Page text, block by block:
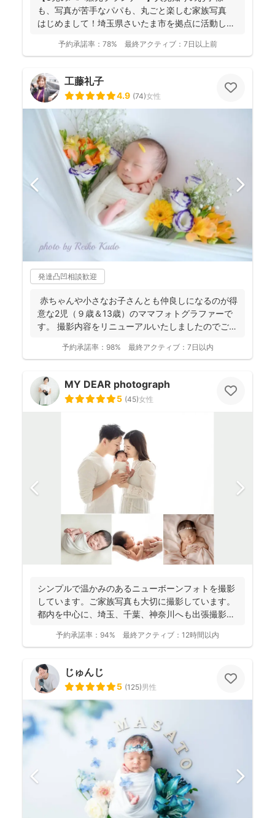
も、写真が苦手なパパも、丸ごと楽しむ家族写真
はじめまして！埼玉県さいたま市を拠点に活動して
予約承諾率： 78% 最終アクティブ： 7日以上前
工藤礼子
4.9 (74)女性
発達凸凹相談歓迎
赤ちゃんや小さなお子さんとも仲良しになるのが得
意な2児（９歳＆13歳）のママフォトグラファーで
す。 撮影内容をリニューアルいたしましたのでご案
予約承諾率： 98% 最終アクティブ： 7日以内
MY DEAR photograph
5 (45)女性
シンプルで温かみのあるニューボーンフォトを撮影
しています。ご家族写真も大切に撮影しています。
都内を中心に、埼玉、千葉、神奈川へも出張撮影い
予約承諾率： 94% 最終アクティブ： 12時間以内
じゅんじ
5 (125)男性